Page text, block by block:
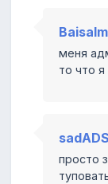
меня
то что я
просто